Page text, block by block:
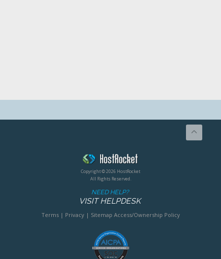
Copyright © 2026 HostRocket
All Rights Reserved.
NEED HELP?
VISIT HELPDESK
Terms| Privacy| Sitemap Access/Ownership Policy